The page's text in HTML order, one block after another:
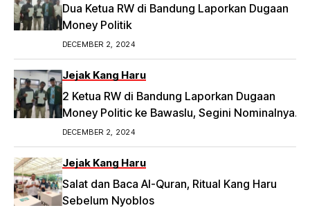
Dua Ketua RW di Bandung Laporkan Dugaan
Money Politik
DECEMBER 2, 2024
Jejak Kang Haru
2 Ketua RW di Bandung Laporkan Dugaan
Money Politic ke Bawaslu, Segini Nominalnya
Artikel ini telah tayang di Tribunpriangan.com
dengan judul 2 Ketua RW di Bandung Laporkan
Dugaan Money Politic ke Bawaslu, Segini
Nominalnya,
https://priangan.tribunnews.com/2024/11/30/2-
DECEMBER 2, 2024
Jejak Kang Haru
Salat dan Baca Al-Quran, Ritual Kang Haru
Sebelum Nyoblos